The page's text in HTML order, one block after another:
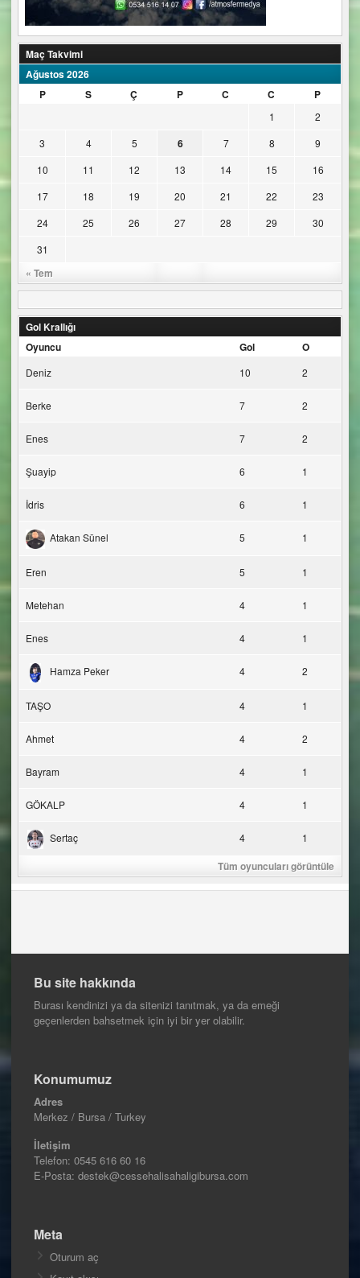
Maç Takvimi
Ağustos 2026
P
S Ç P C C P
« Tem
1
2
3
4 5 6 7 8
9
10
11 12 13 14 15
16
17
18 19 20 21 22
23
24
25 26 27 28 29
30
31
Gol Krallığı
Oyuncu
Gol O
Deniz 10 2
Berke 7 2
Enes 7 2
Şuayip 6 1
İdris 6 1
Atakan Sünel 5 1
Eren 5 1
Metehan 4 1
Enes 4 1
Hamza Peker 4 2
TAŞO 4 1
Ahmet 4 2
Bayram 4 1
GÖKALP 4 1
Sertaç 4 1
Tüm oyuncuları görüntüle
Bu site hakkında
Burası kendinizi ya da sitenizi tanıtmak, ya da emeği
geçenlerden bahsetmek için iyi bir yer olabilir.
Konumumuz
Adres
Merkez / Bursa / Turkey
İletişim
Telefon: 0545 616 60 16
E-Posta: destek@cessehalisahaligibursa.com
Meta
Oturum aç